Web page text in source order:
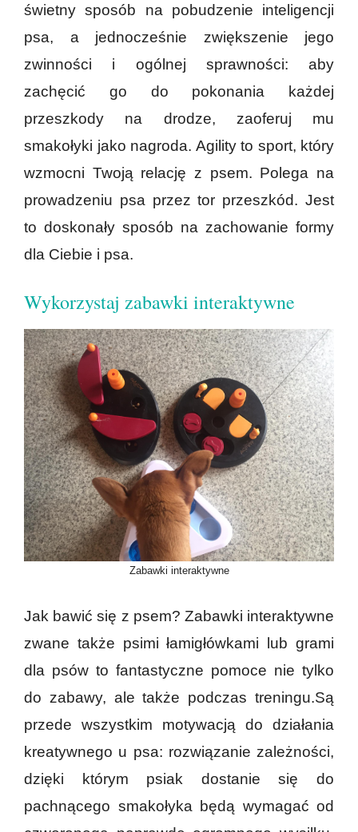
świetny sposób na pobudzenie inteligencji
psa, a jednocześnie zwiększenie jego
zwinności i ogólnej sprawności: aby
zachęcić go do pokonania każdej
przeszkody na drodze, zaoferuj mu
smakołyki jako nagroda. Agility to sport, który
wzmocni Twoją relację z psem. Polega na
prowadzeniu psa przez tor przeszkód. Jest
to doskonały sposób na zachowanie formy
dla Ciebie i psa.
Wykorzystaj zabawki interaktywne
Zabawki interaktywne
Jak bawić się z psem? Zabawki interaktywne
zwane także psimi łamigłówkami lub grami
dla psów to fantastyczne pomoce nie tylko
do zabawy, ale także podczas treningu.Są
przede wszystkim motywacją do działania
kreatywnego u psa: rozwiązanie zależności,
dzięki którym psiak dostanie się do
pachnącego smakołyka będą wymagać od